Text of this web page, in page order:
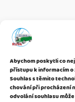
Abychom poskytli co
přístupu k informacím
Souhlas s těmito
chování při procházení
odvolání souhlasu